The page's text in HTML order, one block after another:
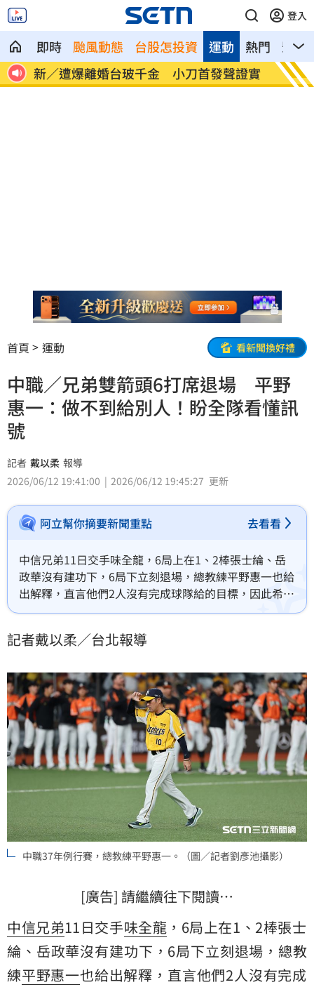
登入
即時 颱風動態 台股怎投資 熱門 影音
運動
碰
新／遭爆離婚台玻千金 小刀首發聲證實
白海
曝
首頁 運動 看新聞換好禮
中職／兄弟雙箭頭6打席退場 平野
惠一：做不到給別人！盼全隊看懂訊
號
記者 戴以柔 報導
2026/06/12 19:41:00
2026/06/12 19:45:27 更新
阿立幫你摘要新聞重點 去看看
中信兄弟11日交手味全龍，6局上在1、2棒張士綸、岳
政華沒有建功下，6局下立刻退場，總教練平野惠一也給
出解釋，直言他們2人沒有完成球隊給的目標，因此希望
把剩下的打擊機會留給替補選手。
記者戴以柔／台北報導
中職37年例行賽，總教練平野惠一。（圖／記者劉彥池攝影）
[廣告] 請繼續往下閱讀…
中信兄弟11日交手味全龍 ，6局上在1、2棒張士
綸、岳政華沒有建功下，6局下立刻退場，總教
練平野惠一也給出解釋，直言他們2人沒有完成